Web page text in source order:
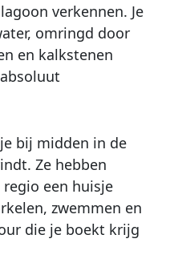
verkennen. Je
omringd door
en kalkstenen
bij midden in de
Ze hebben
een huisje
zwemmen en
die je boekt krijg